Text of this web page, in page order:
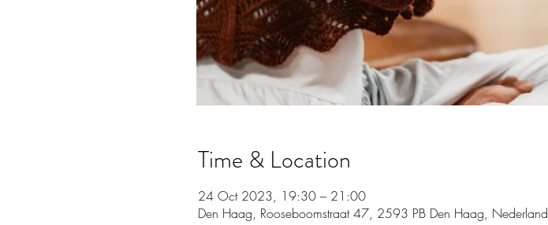
Time & Location
24 Oct 2023, 19:30 – 21:00
Den Haag, Rooseboomstraat 47, 2593 PB Den Haag, Nederland